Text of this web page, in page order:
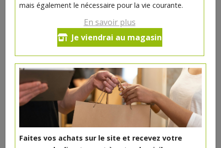
mais également le nécessaire pour la vie courante.
En savoir plus
Je viendrai au magasin
Faites vos achats sur le site et recevez votre
Tartinade olives, câpres et
tomates bio 200ml
- 1 pc
4.2
Réception souhaitée le